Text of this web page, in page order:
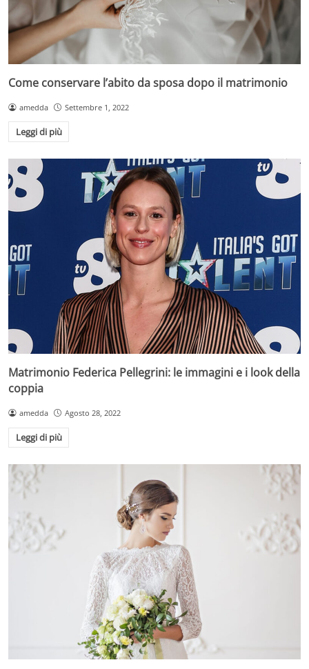
Come conservare l’abito da sposa dopo il matrimonio
amedda Settembre 1, 2022
Leggi di più
Matrimonio Federica Pellegrini: le immagini e i look della
coppia
amedda Agosto 28, 2022
Leggi di più